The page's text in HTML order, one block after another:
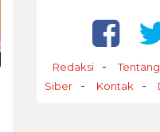
Redaksi
Siber
Kontak